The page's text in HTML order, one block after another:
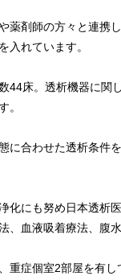
薬剤師の方々と連携
入れています。
44床。透析機器に関
。
に合わせた透析条件
化にも努め日本透析
、血液吸着療法、腹
重症個室2部屋を有